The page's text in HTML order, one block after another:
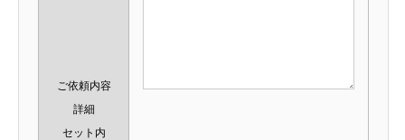
ご依頼内容
詳細
セット内